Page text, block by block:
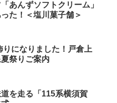
あんずソフトクリーム」
た！＜塩川菓子舗＞
りになりました！戸倉上
祭りご案内
道を走る「115系横須賀